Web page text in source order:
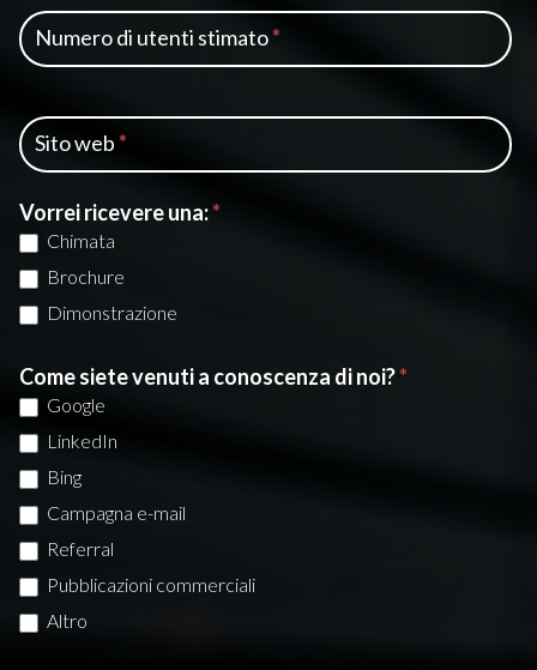
Numero di utenti stimato*
Sito web*
Vorrei ricevere una:*
Chimata
Brochure
Dimonstrazione
Come siete venuti a conoscenza di noi?*
Google
LinkedIn
Bing
Campagna e-mail
Referral
Pubblicazioni commerciali
Altro
a
s
a
u
e
s
t
c
a
m
p
o
v
u
o
t